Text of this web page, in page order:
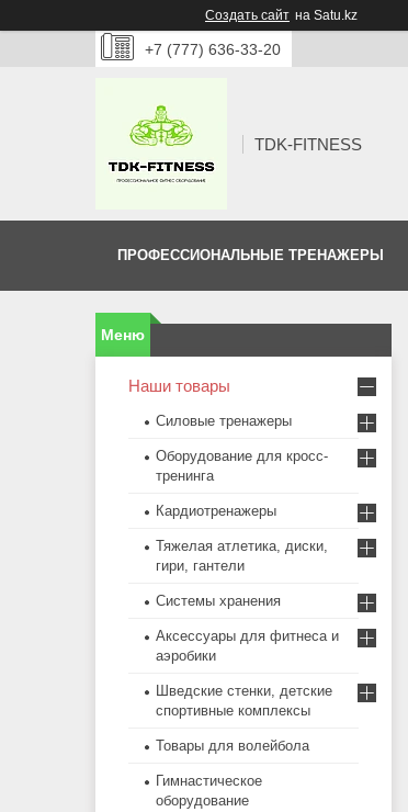
Создать сайт на Satu.kz
+7 (777) 636-33-20
TDK-FITNESS
ПРОФЕССИОНАЛЬНЫЕ ТРЕНАЖЕРЫ
Наши товары
Силовые тренажеры
Оборудование для кросс-
тренинга
Кардиотренажеры
Тяжелая атлетика, диски,
гири, гантели
Системы хранения
Аксессуары для фитнеса и
аэробики
Шведские стенки, детские
спортивные комплексы
Товары для волейбола
Гимнастическое
оборудование